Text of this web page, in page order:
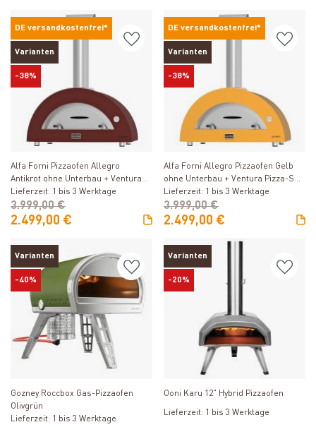
DE versandkostenfrei*
Varianten
-38%
Produkt ansehen
Alfa Forni Pizzaofen Allegro
Antikrot ohne Unterbau + Ventura
Pizza-Set (4-tlg.) gratis
Lieferzeit: 1 bis 3 Werktage
2.499,00 €
3.999,00 €
DE versandkostenfrei*
Varianten
-38%
Produkt ansehen
Alfa Forni Allegro Pizzaofen Gelb
ohne Unterbau + Ventura Pizza-Set
(4-tlg.) gratis
Lieferzeit: 1 bis 3 Werktage
2.499,00 €
3.999,00 €
Varianten
-40%
Produkt ansehen
Gozney Roccbox Gas-Pizzaofen
Olivgrün
Lieferzeit: 1 bis 3 Werktage
Varianten
-20%
Produkt ansehen
Ooni Karu 12" Hybrid Pizzaofen
Lieferzeit: 1 bis 3 Werktage